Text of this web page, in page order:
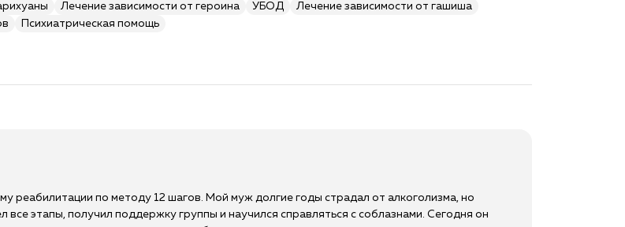
Лечение зависимости от героина УБОД
Лечение зависимости от гашиша
Психиатрическая помощь
реабилитации по методу 12 шагов. Мой муж долгие годы страдал от алкоголизма, но
этапы, получил поддержку группы и научился справляться с соблазнами. Сегодня он